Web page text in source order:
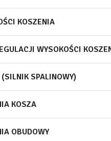
KOSZENIA
WYSOKOŚCI
SPALINOWY)
KOSZA
OBUDOWY